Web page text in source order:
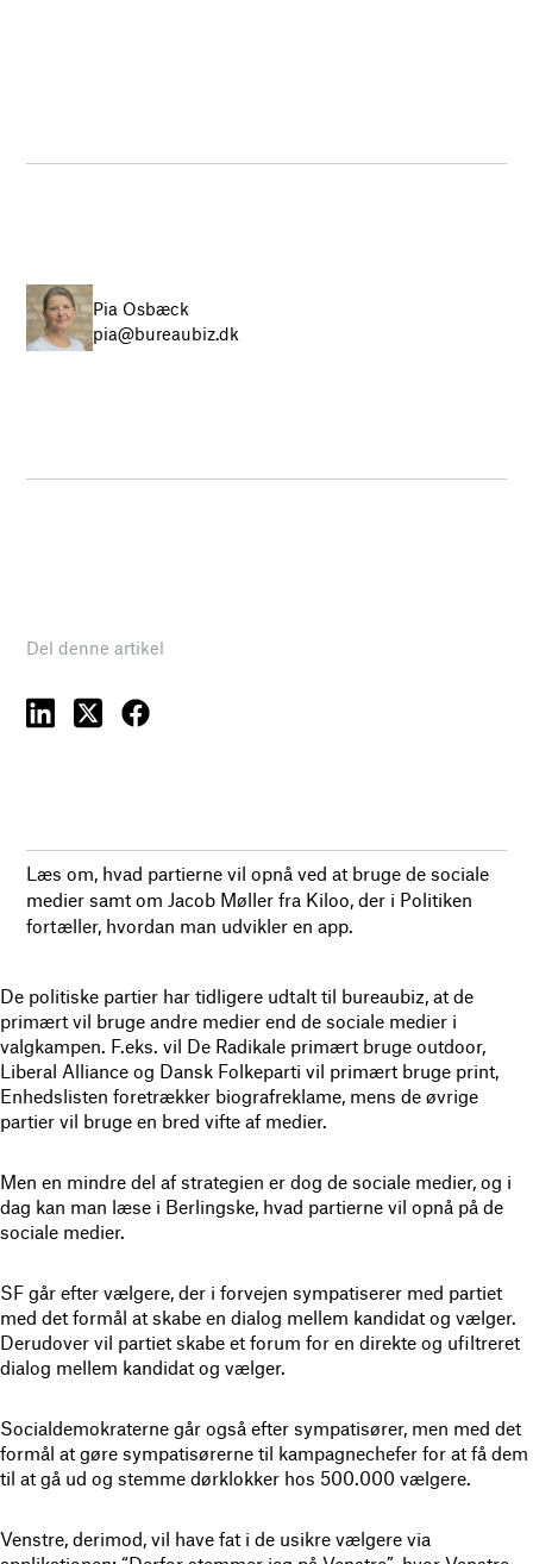
Pia Osbæck
pia@bureaubiz.dk
Del denne artikel
Læs om, hvad partierne vil opnå ved at bruge de sociale
medier samt om Jacob Møller fra Kiloo, der i Politiken
fortæller, hvordan man udvikler en app.
De politiske partier har tidligere udtalt til bureaubiz, at de
primært vil bruge andre medier end de sociale medier i
valgkampen. F.eks. vil De Radikale primært bruge outdoor,
Liberal Alliance og Dansk Folkeparti vil primært bruge print,
Enhedslisten foretrækker biografreklame, mens de øvrige
partier vil bruge en bred vifte af medier.
Men en mindre del af strategien er dog de sociale medier, og i
dag kan man læse i Berlingske, hvad partierne vil opnå på de
sociale medier.
SF går efter vælgere, der i forvejen sympatiserer med partiet
med det formål at skabe en dialog mellem kandidat og vælger.
Derudover vil partiet skabe et forum for en direkte og ufiltreret
dialog mellem kandidat og vælger.
Socialdemokraterne går også efter sympatisører, men med det
formål at gøre sympatisørerne til kampagnechefer for at få dem
til at gå ud og stemme dørklokker hos 500.000 vælgere.
Venstre, derimod, vil have fat i de usikre vælgere via